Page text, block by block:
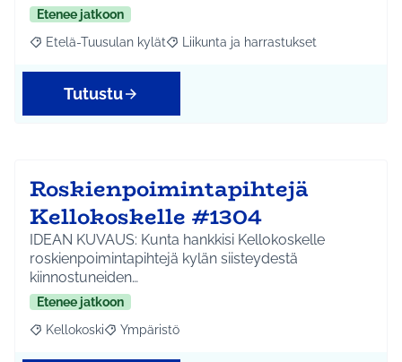
Etenee jatkoon
Rajaa tulokset aihepiirin mukaan: Etelä-Tuusulan kylät
Etelä-Tuusulan kylät Rajaa tulokset teeman mukaan:
Liikunta ja harrastukset
Tutustu
Roskienpoimintapihtejä
Kellokoskelle #1304
IDEAN KUVAUS: Kunta hankkisi Kellokoskelle
roskienpoimintapihtejä kylän siisteydestä
kiinnostuneiden…
Etenee jatkoon
Rajaa tulokset aihepiirin mukaan: Kellokoski
Kellokoski Rajaa tulokset teeman mukaan: Ympäristö
Ympäristö